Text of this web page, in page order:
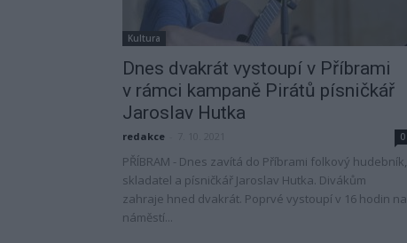
Kultura
Dnes dvakrát vystoupí v Příbrami
v rámci kampaně Pirátů písničkář
Jaroslav Hutka
redakce 0
PŘÍBRAM - Dnes zavítá do Příbrami folkový hudebník,
skladatel a písničkář Jaroslav Hutka. Divákům
zahraje hned dvakrát. Poprvé vystoupí v 16 hodin na
náměstí...